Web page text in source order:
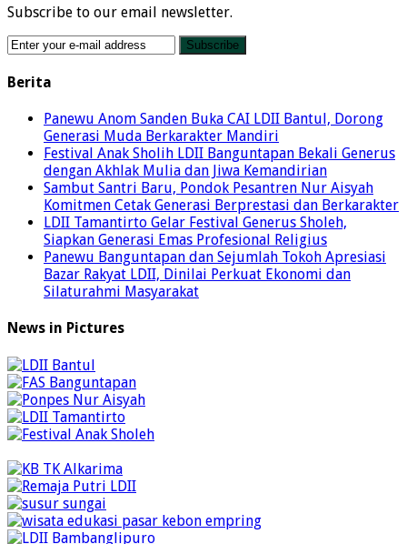
Subscribe to our email newsletter.
Berita
Panewu Anom Sanden Buka CAI LDII Bantul, Dorong
Generasi Muda Berkarakter Mandiri
Festival Anak Sholih LDII Banguntapan Bekali Generus
dengan Akhlak Mulia dan Jiwa Kemandirian
Sambut Santri Baru, Pondok Pesantren Nur Aisyah
Komitmen Cetak Generasi Berprestasi dan Berkarakter
LDII Tamantirto Gelar Festival Generus Sholeh,
Siapkan Generasi Emas Profesional Religius
Panewu Banguntapan dan Sejumlah Tokoh Apresiasi
Bazar Rakyat LDII, Dinilai Perkuat Ekonomi dan
Silaturahmi Masyarakat
News in Pictures